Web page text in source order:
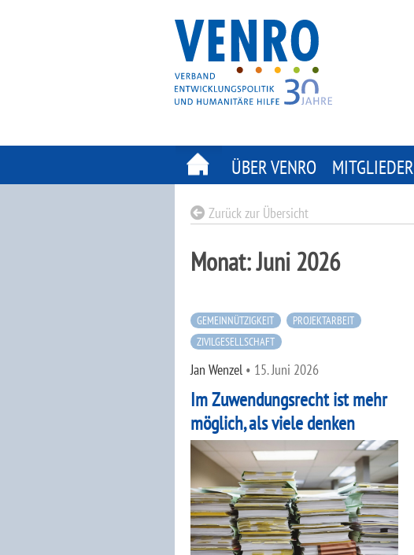
ÜBER VENRO MITGLIEDER
Zurück zur Übersicht
Monat:Juni 2026
GEMEINNÜTZIGKEIT
PROJEKTARBEIT
ZIVILGESELLSCHAFT
Jan Wenzel • 15. Juni 2026
Im Zuwendungsrecht ist mehr
möglich, als viele denken